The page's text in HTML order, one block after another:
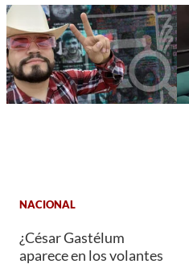
NACIONAL
¿César Gastélum
aparece en los volantes